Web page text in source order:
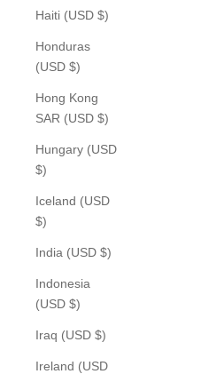
Haiti (USD $)
Honduras
(USD $)
Hong Kong
SAR (USD $)
Hungary (USD
$)
Iceland (USD
$)
India (USD $)
Indonesia
(USD $)
Iraq (USD $)
Ireland (USD